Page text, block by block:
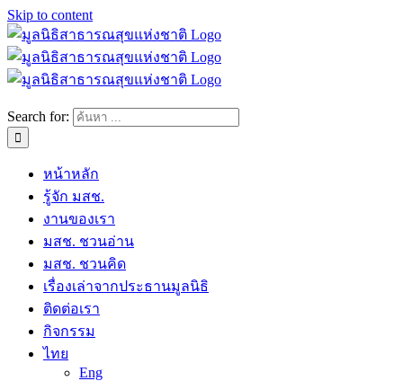
Skip to content
Search for:
หน้าหลัก
รู้จัก มสช.
งานของเรา
มสช. ชวนอ่าน
มสช. ชวนคิด
เรื่องเล่าจากประธานมูลนิธิ
ติดต่อเรา
กิจกรรม
ไทย
Eng